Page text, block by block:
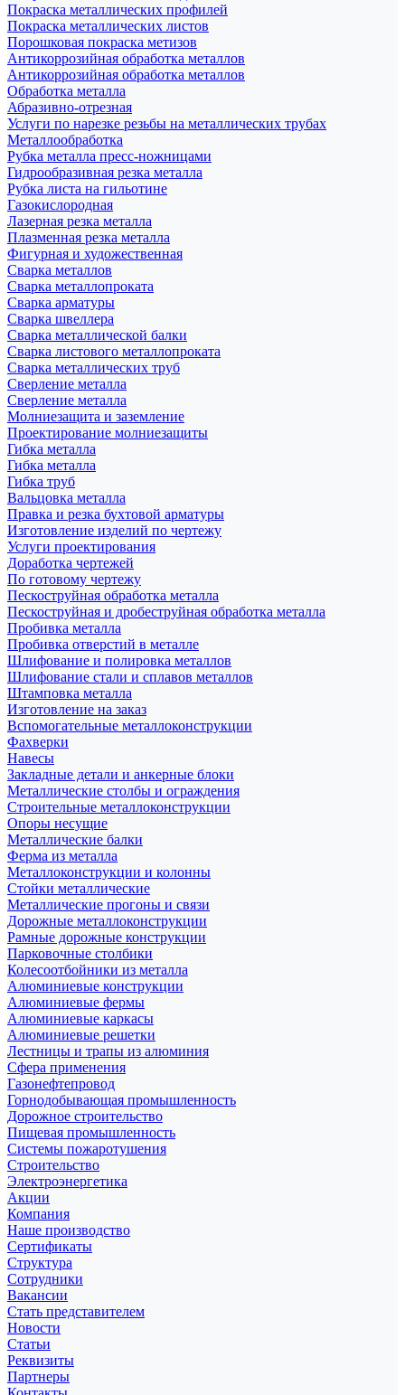
Покраска металлических профилей
Покраска металлических листов
Порошковая покраска метизов
Антикоррозийная обработка металлов
Антикоррозийная обработка металлов
Обработка металла
Абразивно-отрезная
Услуги по нарезке резьбы на металлических трубах
Металлообработка
Рубка металла пресс-ножницами
Гидрообразивная резка металла
Рубка листа на гильотине
Газокислородная
Лазерная резка металла
Плазменная резка металла
Фигурная и художественная
Сварка металлов
Сварка металлопроката
Сварка арматуры
Сварка швеллера
Сварка металлической балки
Сварка листового металлопроката
Сварка металлических труб
Сверление металла
Сверление металла
Молниезащита и заземление
Проектирование молниезащиты
Гибка металла
Гибка металла
Гибка труб
Вальцовка металла
Правка и резка бухтовой арматуры
Изготовление изделий по чертежу
Услуги проектирования
Доработка чертежей
По готовому чертежу
Пескоструйная обработка металла
Пескоструйная и дробеструйная обработка металла
Пробивка металла
Пробивка отверстий в металле
Шлифование и полировка металлов
Шлифование стали и сплавов металлов
Штамповка металла
Изготовление на заказ
Вспомогательные металлоконструкции
Фахверки
Навесы
Закладные детали и анкерные блоки
Металлические столбы и ограждения
Строительные металлоконструкции
Опоры несущие
Металлические балки
Ферма из металла
Металлоконструкции и колонны
Стойки металлические
Металлические прогоны и связи
Дорожные металлоконструкции
Рамные дорожные конструкции
Парковочные столбики
Колесоотбойники из металла
Алюминиевые конструкции
Алюминиевые фермы
Алюминиевые каркасы
Алюминиевые решетки
Лестницы и трапы из алюминия
Сфера применения
Газонефтепровод
Горнодобывающая промышленность
Дорожное строительство
Пищевая промышленность
Системы пожаротушения
Строительство
Электроэнергетика
Акции
Компания
Наше производство
Сертификаты
Структура
Сотрудники
Вакансии
Стать представителем
Новости
Статьи
Реквизиты
Партнеры